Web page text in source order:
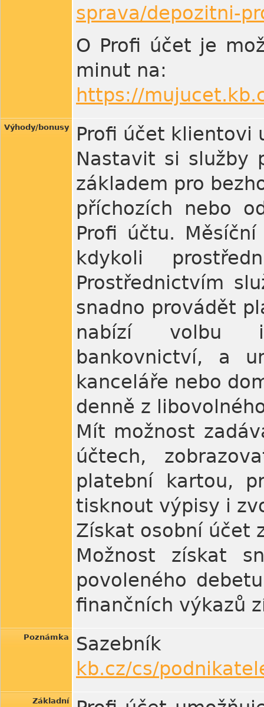
sprava/depozitni-
O Profi účet je
minut na:
https://
Výhody/bonusy
Profi účet klientovi
Nastavit si služby
základem pro
příchozích nebo
Profi účtu.
kdykoli
Prostřednictvím
snadno provádět
nabízí volbu
bankovnictví, a
kanceláře nebo
denně z
Mít možnost
účtech,
platební kartou,
tisknout výpisy i
Získat osobní účet
Možnost získat
povoleného
finančních výkazů
Poznámka
kb.cz/cs/
Základní